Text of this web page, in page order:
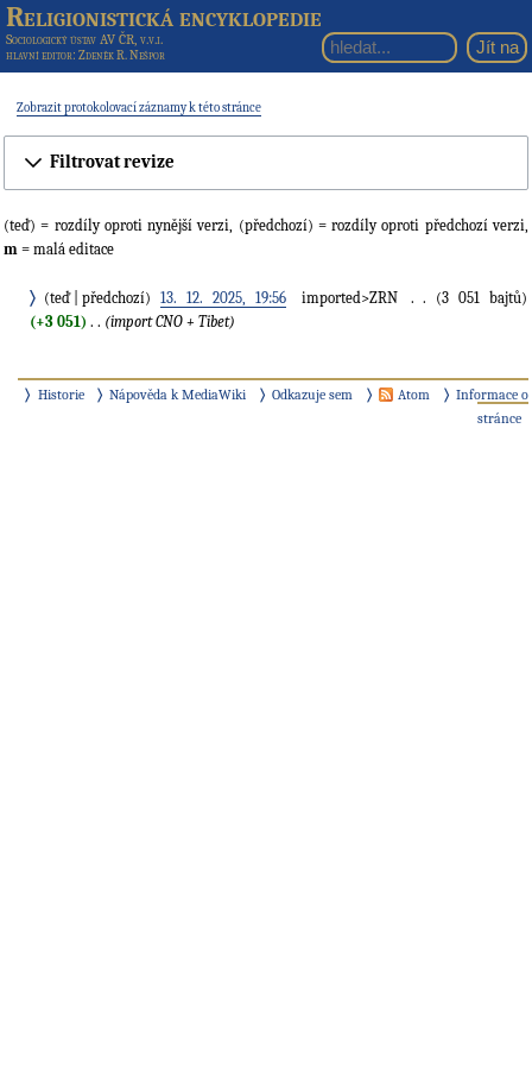
Religionistická encyklopedie
Sociologický ústav AV ČR, v.v.i.
hlavní editor: Zdeněk R. Nešpor
Zobrazit protokolovací záznamy k této stránce
Filtrovat revize
(teď) = rozdíly oproti nynější verzi, (předchozí) = rozdíly oproti předchozí verzi,
m = malá editace
teď předchozí 13. 12. 2025, 19:56‎ imported>ZRN
3 051 bajtů
+3 051 ‎ import CNO + Tibet
Historie Nápověda k MediaWiki Odkazuje sem Atom
Informace o
stránce